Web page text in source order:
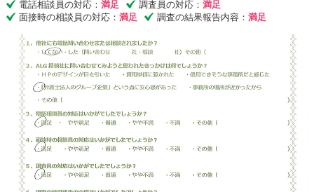
電話相談員の対応： 満足 調査員の対応： 満足
面接時の相談員の対応： 満足 調査の結果報告内容： 満足